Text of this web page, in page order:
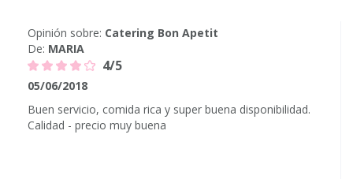
Opinión sobre: Catering Bon Apetit
De: MARIA
4/5
05/06/2018
Buen servicio, comida rica y super buena disponibilidad.
Calidad - precio muy buena